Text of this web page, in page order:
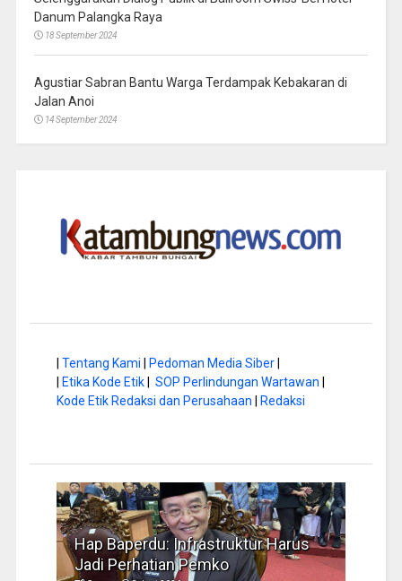
Danum Palangka Raya
18 September 2024
Agustiar Sabran Bantu Warga Terdampak Kebakaran di
Jalan Anoi
14 September 2024
Tentang Kami Pedoman Media Siber|
Etika Kode Etik| SOP Perlindungan Wartawan
Kode Etik Redaksi dan Perusahaan
Redaksi
Hap Baperdu: Infrastruktur Harus
Jadi Perhatian Pemko